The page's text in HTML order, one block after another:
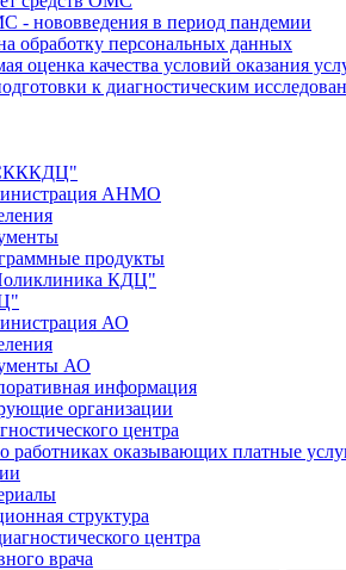
- нововведения в период пандемии
обработку персональных данных
оценка качества условий оказания
к диагностическим
АНМО
продукты
КДЦ"
АО
АО
информация
организации
центра
работниках оказывающих платные
структура
центра
врача